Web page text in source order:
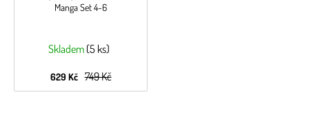
Manga Set 4-6
Skladem (5 ks)
749 Kč
629 Kč